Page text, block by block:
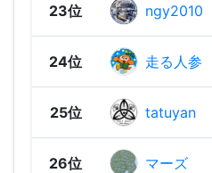
23位 ngy2010
24位 走る人参
25位 tatuyan
26位 マーズ